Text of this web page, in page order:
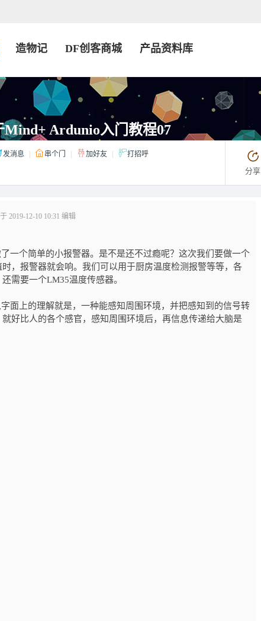
造物记 DF创客商城 产品资料库
Ardunio入门教程07
发消息 串个门 加好友 打招呼
分享
2019-12-10 10:31 编辑
一个简单的小报警器。是不是还不过瘾呢？这次我们要做一个
，报警器就会响。我们可以用于厨房温度检测报警等等，各
需要一个LM35温度传感器。
面上的理解就是，一种能感知周围环境，并把感知到的信号转
好比人的各个感官，感知周围环境后，再信息传递给大脑是